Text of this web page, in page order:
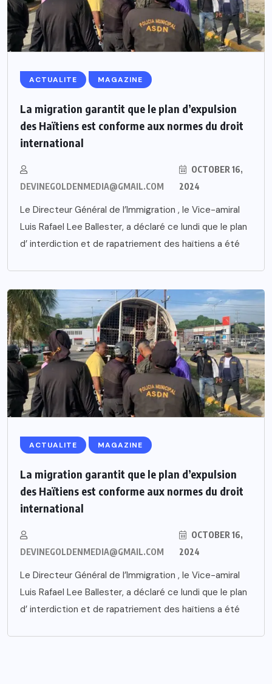
ACTUALITE MAGAZINE
La migration garantit que le plan d’expulsion
des Haïtiens est conforme aux normes du droit
international
DEVINEGOLDENMEDIA@GMAIL.COM
OCTOBER 16,
2024
Le Directeur Général de l’Immigration , le Vice-amiral
Luis Rafael Lee Ballester, a déclaré ce lundi que le plan
d’ interdiction et de rapatriement des haïtiens a été
ACTUALITE MAGAZINE
La migration garantit que le plan d’expulsion
des Haïtiens est conforme aux normes du droit
international
DEVINEGOLDENMEDIA@GMAIL.COM
OCTOBER 16,
2024
Le Directeur Général de l’Immigration , le Vice-amiral
Luis Rafael Lee Ballester, a déclaré ce lundi que le plan
d’ interdiction et de rapatriement des haïtiens a été